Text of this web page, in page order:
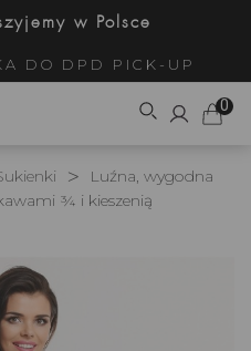
w Polsce
DO DPD PICK-UP
0
Luźna, wygodna
¾ i kieszenią